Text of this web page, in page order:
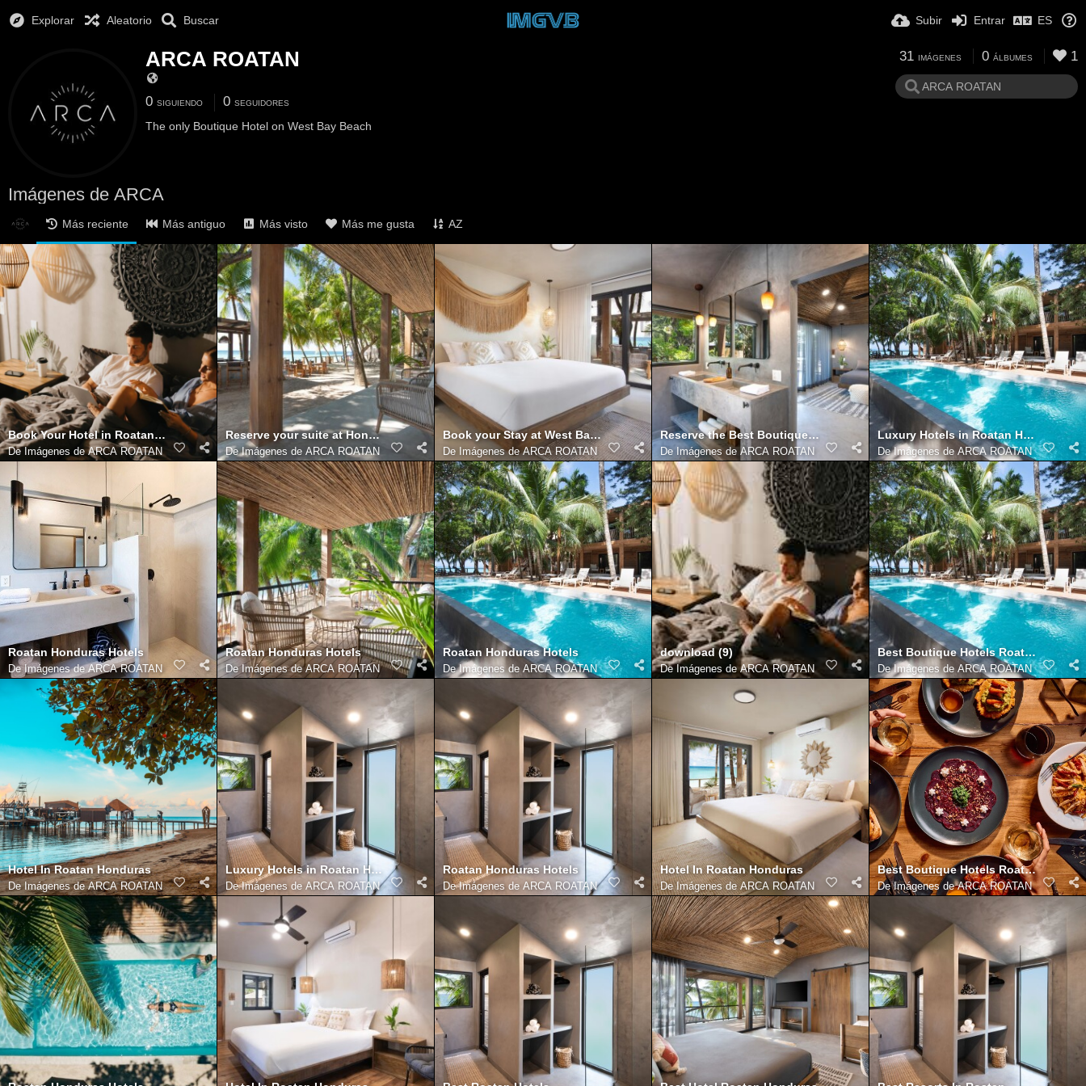
Explorar Aleatorio Buscar Subir Entrar ES
ARCA ROATAN
0 SIGUIENDO 0 SEGUIDORES
The only Boutique Hotel on West Bay Beach
31 IMÁGENES 0 ÁLBUMES 1
Imágenes de ARCA
Más reciente Más antiguo Más visto Más me gusta AZ
Book Your Hotel in Roatan, Honduras
De Imágenes de ARCA ROATAN
Reserve your suite at Honduras Luxury Resorts today
DeImágenes de ARCA ROATAN
Book your Stay at West Bay Honduras Hotels
De Imágenes de ARCA ROATAN
Reserve the Best Boutique Hotels Roatan
De Imágenes de ARCA ROATAN
Luxury Hotels in Roatan Honduras
DeImágenes de ARCA ROATAN
Roatan Honduras Hotels
DeImágenes de ARCA ROATAN
Roatan Honduras Hotels
DeImágenes de ARCA ROATAN
Roatan Honduras Hotels
DeImágenes de ARCA ROATAN
download (9)
De Imágenes de ARCA ROATAN
Best Boutique Hotels Roatan
DeImágenes de ARCA ROATAN
Hotel In Roatan Honduras
De Imágenes de ARCA ROATAN
Luxury Hotels in Roatan Honduras
DeImágenes de ARCA ROATAN
Roatan Honduras Hotels
DeImágenes de ARCA ROATAN
Hotel In Roatan Honduras
DeImágenes de ARCA ROATAN
Best Boutique Hotels Roatan
DeImágenes de ARCA ROATAN